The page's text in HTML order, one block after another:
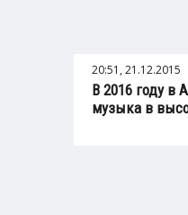
20:51, 21.12.2015
В 2016 году в
музыка в